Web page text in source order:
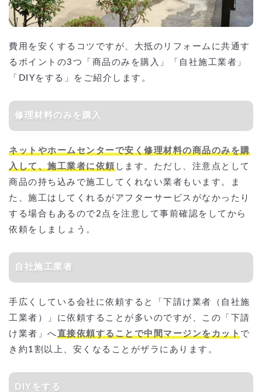
費用を安くするコツですが、大抵のリフォームに共通す
るポイントの3つ「商品のみを購入」「自社施工業者」
「DIYをする」をご紹介します。
修理材料のみを購入
ネットやホームセンターで安く修理材料の商品のみを購
入して、施工業者に依頼 します。ただし、注意点として
商品の持ち込みで施工してくれない業者もいます。ま
た、施工はしてくれるがアフターサービスがなかったり
する場合もあるので2点を注意して事前確認をしてから
依頼をしましょう。
自社施工業者
手広くしている会社に依頼すると「下請け業者（自社施
工業者）」に依頼することが多いのですが、この「下請
け業者」へ直接依頼することで中間マージンをカット で
き約1割以上、安くなることがザラにあります。
DIYをする